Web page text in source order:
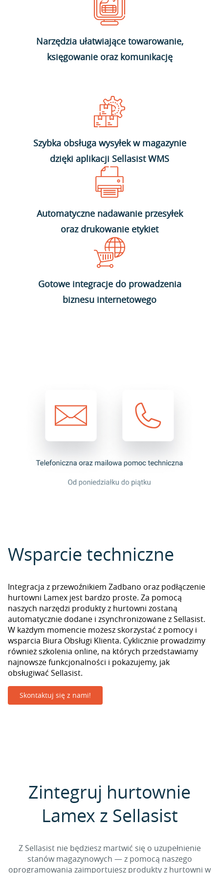
Narzędzia ułatwiające towarowanie,
księgowanie oraz komunikację
Szybka obsługa wysyłek w magazynie
dzięki aplikacji Sellasist WMS
Automatyczne nadawanie przesyłek
oraz drukowanie etykiet
Gotowe integracje do prowadzenia
biznesu internetowego
Wsparcie techniczne
Integracja z przewoźnikiem Zadbano oraz podłączenie
hurtowni Lamex jest bardzo proste. Za pomocą
naszych narzędzi produkty z hurtowni zostaną
automatycznie dodane i zsynchronizowane z Sellasist.
W każdym momencie możesz skorzystać z pomocy i
wsparcia Biura Obsługi Klienta. Cyklicznie prowadzimy
również szkolenia online, na których przedstawiamy
najnowsze funkcjonalności i pokazujemy, jak
obsługiwać Sellasist.
Skontaktuj się z nami!
Zintegruj hurtownie
Lamex z Sellasist
Z Sellasist nie będziesz martwić się o uzupełnienie
stanów magazynowych — z pomocą naszego
oprogramowania zaimportujesz produkty z hurtowni w